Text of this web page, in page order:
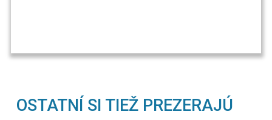
OSTATNÍ SI TIEŽ PREZERAJÚ